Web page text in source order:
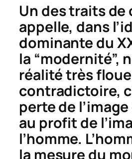
Un des traits de
appelle, dans
dominante du
la “modernité”,
réalité très
contradictoire,
perte de
au profit de
l’homme.
la mesure du